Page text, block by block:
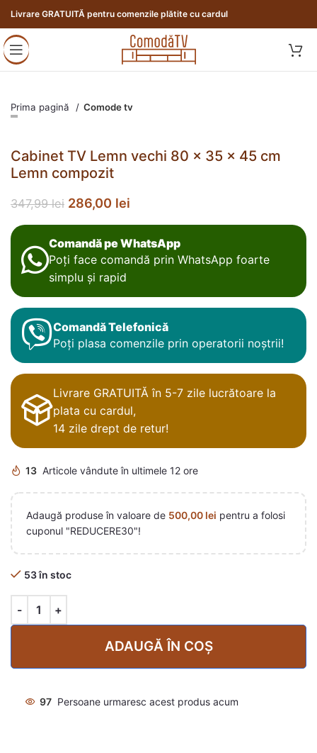
Livrare GRATUITĂ pentru comenzile plătite cu cardul
Prima pagină Comode tv
Cabinet TV Lemn vechi 80 x 35 x 45 cm
Lemn compozit
347,99lei 286,00 lei
Comandă pe WhatsApp
Poți face comandă prin WhatsApp foarte
simplu și rapid
Comandă Telefonică
Poți plasa comenzile prin operatorii noștrii!
Livrare GRATUITĂ în 5-7 zile lucrătoare la
plata cu cardul,
14 zile drept de retur!
13 Articole vândute în ultimele 12 ore
Adaugă produse în valoare de 500,00 lei pentru a folosi
cuponul "REDUCERE30"!
53 în stoc
ADAUGĂ ÎN COȘ
97 Persoane urmaresc acest produs acum